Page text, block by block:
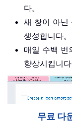
다。
새 창이 아닌
생성합니다。
매일 수백 번
향상시킵니다
무료 다